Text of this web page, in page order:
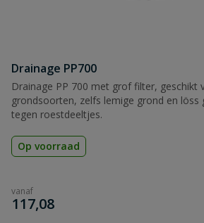
Drainage PP700
Drainage PP 700 met grof filter, geschikt
grondsoorten, zelfs lemige grond en löss
tegen roestdeeltjes.
Op voorraad
vanaf
€
117,08